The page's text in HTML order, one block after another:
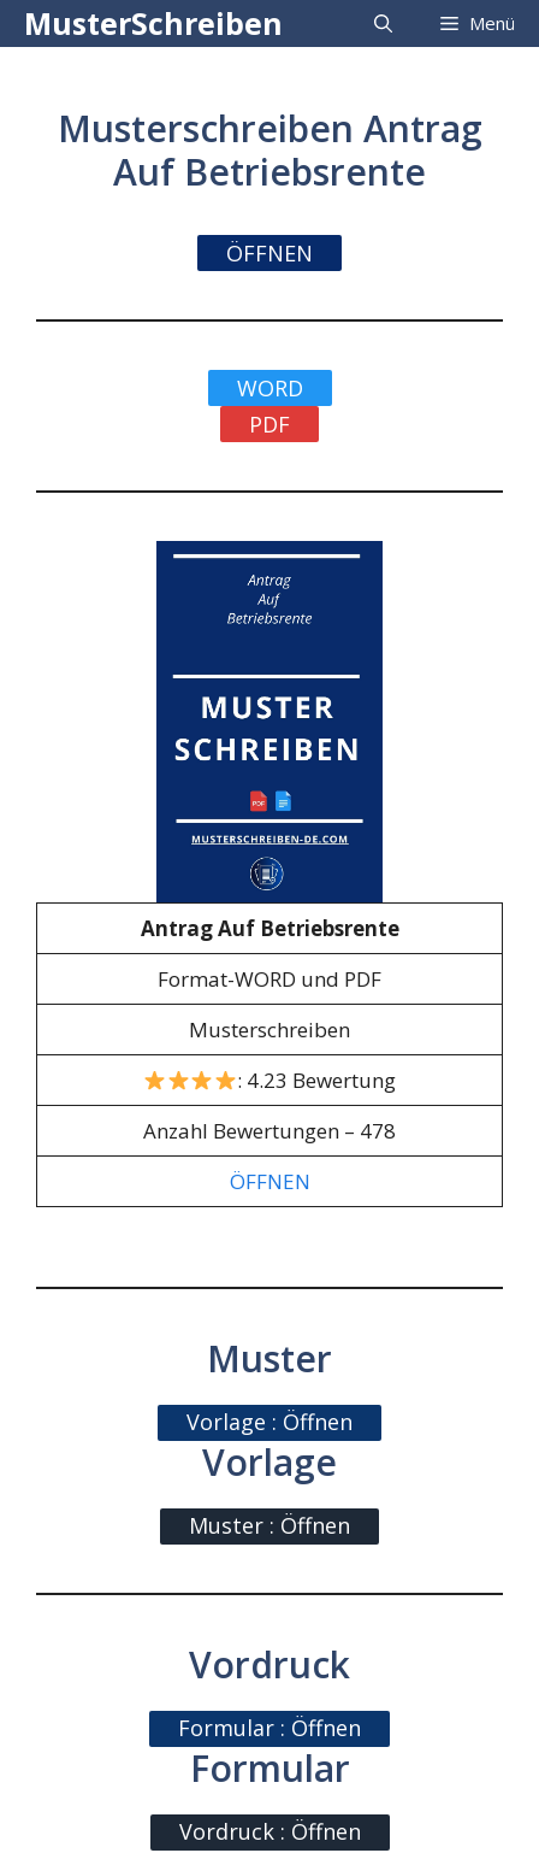
Zum
Inhalt
MusterSchreiben Menü
Musterschreiben Antrag
Auf Betriebsrente
ÖFFNEN
WORD
PDF
Antrag Auf Betriebsrente
Format-WORD und PDF
Musterschreiben
: 4.23 Bewertung
Anzahl Bewertungen – 478
ÖFFNEN
Muster
Vorlage : Öffnen
Vorlage
Muster : Öffnen
Vordruck
Formular : Öffnen
Formular
Vordruck : Öffnen